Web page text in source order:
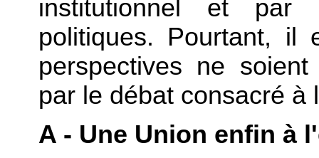
institutionnel et par
politiques. Pourtant,
perspectives ne soient
par le débat consacré à
A - Une Union enfin à